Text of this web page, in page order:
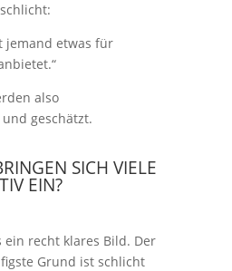
jemand etwas für
also
geschätzt.
SICH VIELE
EIN?
ein recht klares Bild. Der
Grund ist schlicht